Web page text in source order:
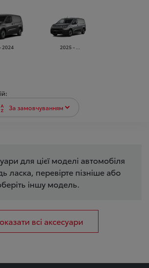
2024 2025 - ...
для цієї моделі автомобіля
ласка, перевірте пізніше або
іншу модель.
всі аксесуари